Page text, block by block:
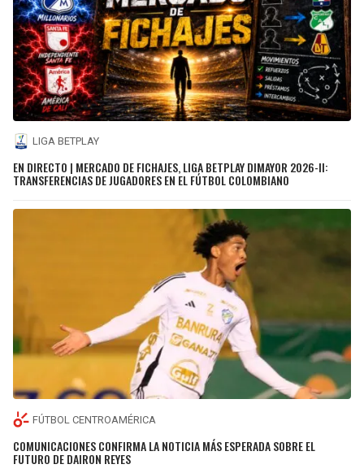
LIGA BETPLAY
EN DIRECTO | MERCADO DE FICHAJES, LIGA BETPLAY DIMAYOR 2026-II:
TRANSFERENCIAS DE JUGADORES EN EL FÚTBOL COLOMBIANO
FÚTBOL CENTROAMÉRICA
COMUNICACIONES CONFIRMA LA NOTICIA MÁS ESPERADA SOBRE EL
FUTURO DE DAIRON REYES